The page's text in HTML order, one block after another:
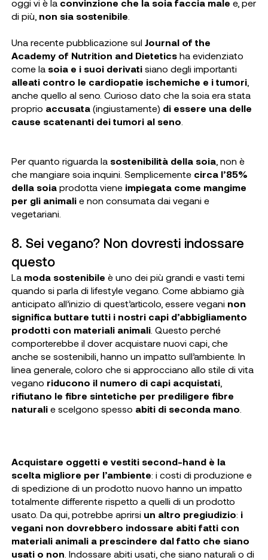
oggi vi è la convinzione che la soia faccia male e, per
di più, non sia sostenibile
Una recente pubblicazione sul Journal of the
Academy of Nutrition and Dieteticsha evidenziato
come lasoia e i suoi derivati siano degli importanti
alleati contro le cardiopatie ischemiche e i tumori,
anche quello al seno. Curioso dato che la soia era stata
proprio accusata(ingiustamente) di essere una delle
cause scatenanti dei tumori al seno
Per quanto riguarda la sostenibilità della soia, non è
che mangiare soia inquini. Semplicemente circa l’85%
della soiaprodotta viene impiegata come mangime
per gli animalie non consumata dai vegani e
vegetariani.
8. Sei vegano? Non dovresti indossare
questo
La moda sostenibile è uno dei più grandi e vasti temi
quando si parla di lifestyle vegano. Come abbiamo già
anticipato all’inizio di quest’articolo, essere vegani non
significa buttare tutti i nostri capi d’abbigliamento
prodotti con materiali animali. Questo perché
comporterebbe il dover acquistare nuovi capi, che
anche se sostenibili, hanno un impatto sull’ambiente. In
linea generale, coloro che si approcciano allo stile di vita
vegano riducono il numero di capi acquistati,
rifiutano le fibre sintetiche per prediligere fibre
naturalie scelgono spesso abiti di seconda mano
Acquistare oggetti e vestiti second-hand è la
scelta migliore per l’ambiente: i costi di produzione e
di spedizione di un prodotto nuovo hanno un impatto
totalmente differente rispetto a quelli di un prodotto
usato. Da qui, potrebbe aprirsi un altro pregiudizio: i
vegani non dovrebbero indossare abiti fatti con
materiali animali a prescindere dal fatto che siano
usati o non . Indossare abiti usati, che siano naturali o di